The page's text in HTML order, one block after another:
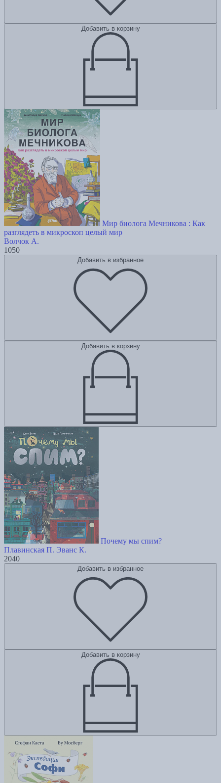
Добавить в корзину
Мир биолога Мечникова : Как
разглядеть в микроскоп целый мир
Волчок А.
1050
Добавить в избранное
Добавить в корзину
Почему мы спим?
Плавинская П. Эванс К.
2040
Добавить в избранное
Добавить в корзину